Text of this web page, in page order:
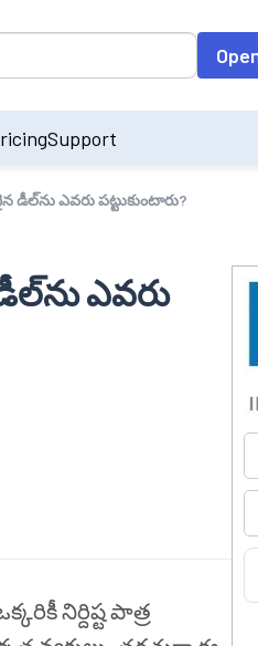
Support
ఎవరు పట్టుకుంటారు?
ఎవరు
నిర్దిష్ట పాత్ర